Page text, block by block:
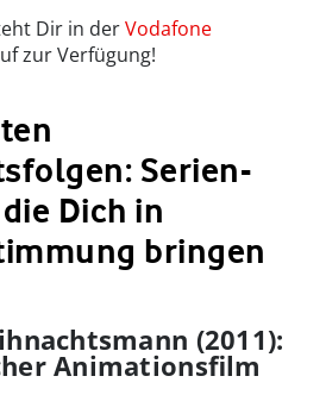
Dir in derVodafone
zur Verfügung!
Serien-
Dich in
bringen
(2011):
Animationsfilm